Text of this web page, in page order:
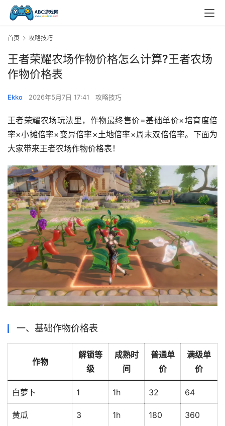
首页 攻略技巧
王者荣耀农场作物价格怎么计算?王者农场
作物价格表
Ekko 2026年5月7日 17:41 攻略技巧
王者荣耀农场玩法里，作物最终售价=基础单价×培育度倍
率×小摊倍率×变异倍率×土地倍率×周末双倍倍率。下面为
大家带来王者农场作物价格表！
一、基础作物价格表
作物
解锁等
级
成熟时
间
普通单
价
满级单
价
白萝卜 1 1h 32 64
黄瓜 3 1h 180 360